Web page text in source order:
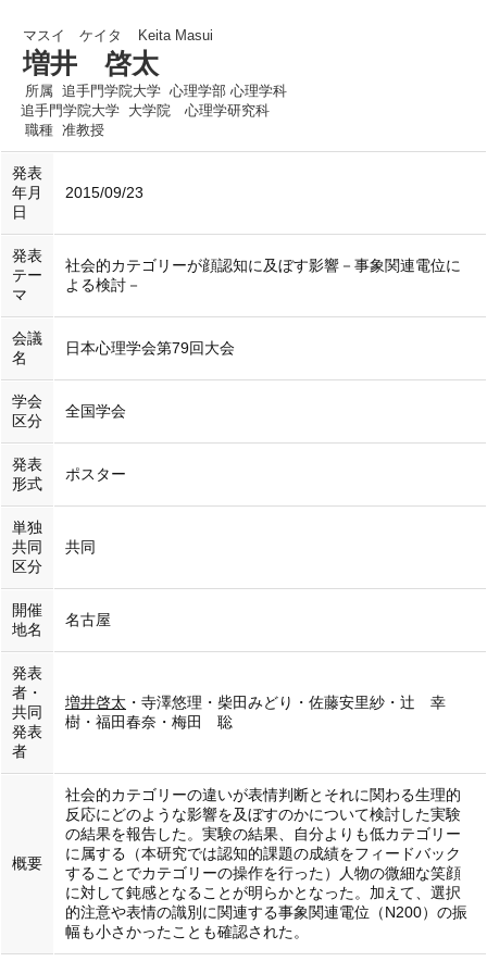
マスイ ケイタ Keita Masui
増井 啓太
所属 追手門学院大学 心理学部 心理学科
追手門学院大学 大学院 心理学研究科
職種 准教授
発表
年月
日
2015/09/23
発表
テー
マ
社会的カテゴリーが顔認知に及ぼす影響－事象関連電位に
よる検討－
会議
名
日本心理学会第79回大会
学会
区分
全国学会
発表
形式
ポスター
単独
共同
区分
共同
開催
地名
名古屋
発表
者・
共同
発表
者
増井啓太 ・寺澤悠理・柴田みどり・佐藤安里紗・辻 幸
樹・福田春奈・梅田 聡
概要
社会的カテゴリーの違いが表情判断とそれに関わる生理的
反応にどのような影響を及ぼすのかについて検討した実験
の結果を報告した。実験の結果、自分よりも低カテゴリー
に属する（本研究では認知的課題の成績をフィードバック
することでカテゴリーの操作を行った）人物の微細な笑顔
に対して鈍感となることが明らかとなった。加えて、選択
的注意や表情の識別に関連する事象関連電位（N200）の振
幅も小さかったことも確認された。